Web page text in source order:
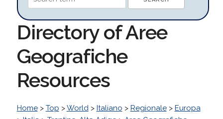
Directory of Aree
Geografiche
Resources
Home> Top >World> Italiano > Regionale> Europa